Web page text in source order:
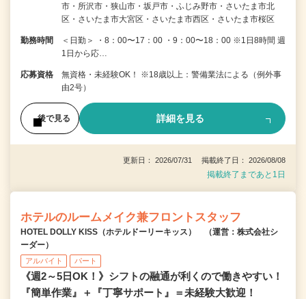
市・所沢市・狭山市・坂戸市・ふじみ野市・さいたま市北
区・さいたま市大宮区・さいたま市西区・さいたま市桜区
勤務時間
＜日勤＞ ・8：00〜17：00 ・9：00〜18：00 ※1日8時間 週
1日から応…
応募資格
無資格・未経験OK！ ※18歳以上：警備業法による（例外事
由2号）
後で見る 詳細を見る
更新日： 2026/07/31 掲載終了日： 2026/08/08
掲載終了まであと1日
ホテルのルームメイク兼フロントスタッフ
HOTEL DOLLY KISS（ホテルドーリーキッス） （運営：株式会社シ
ーダー）
アルバイト パート
《週2～5日OK！》シフトの融通が利くので働きやすい！
『簡単作業』＋『丁寧サポート』＝未経験大歓迎！